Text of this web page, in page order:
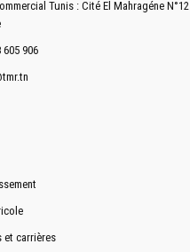
Tunis : Cité El Mahragéne
605 906
et carrières